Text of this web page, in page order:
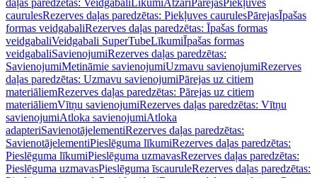
daļas paredzētas: Veidgabali LīkumiAtzari PārejasPiekļuves
caurulesRezerves daļas paredzētas: Piekļuves caurulesPārejasĪpašas
formas veidgabaliRezerves daļas paredzētas: Īpašas formas
veidgabaliVeidgabali SuperTubeLīkumiĪpašas formas
veidgabaliSavienojumiRezerves daļas paredzētas:
SavienojumiMetināmie savienojumiUzmavu savienojumiRezerves
daļas paredzētas: Uzmavu savienojumiPārejas uz citiem
materiāliemRezerves daļas paredzētas: Pārejas uz citiem
materiāliemVītņu savienojumiRezerves daļas paredzētas: Vītņu
savienojumiAtloka savienojumiAtloka
adapteriSavienotājelementiRezerves daļas paredzētas:
SavienotājelementiPieslēguma līkumiRezerves daļas paredzētas:
Pieslēguma līkumiPieslēguma uzmavasRezerves daļas paredzētas:
Pieslēguma uzmavasPieslēguma īscauruleRezerves daļas paredzētas: